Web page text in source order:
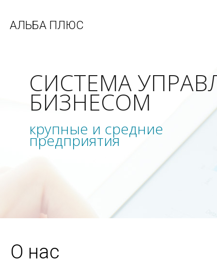
АЛЬБА ПЛЮС
СИСТЕМА
БИЗНЕСОМ
крупные и средние
предприятия
О нас